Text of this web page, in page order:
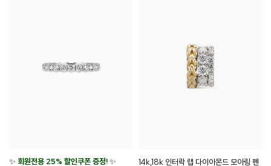
✨ 회원전용 25% 할인쿠폰 증정!✨
14k,18k 인터락 랩 다이아몬드 모아링 펜